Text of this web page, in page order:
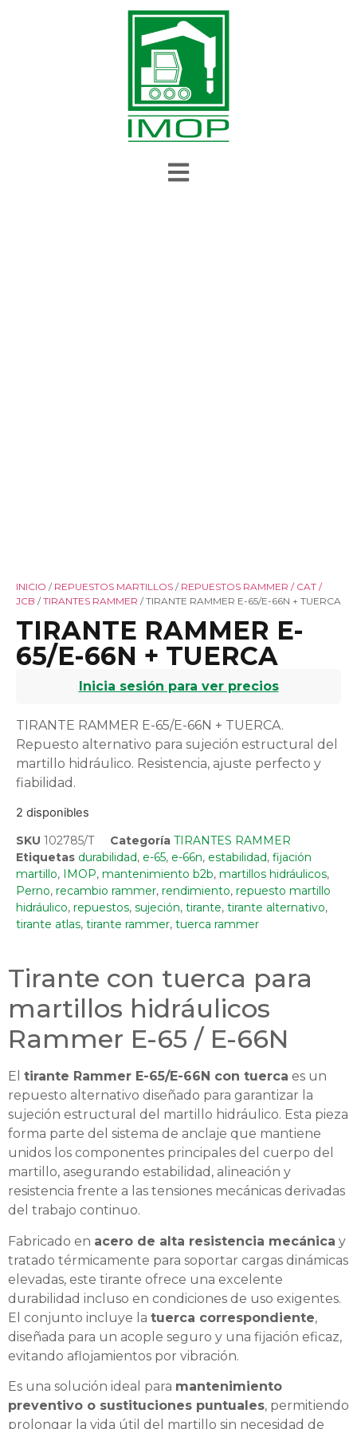
INICIO / REPUESTOS MARTILLOS / REPUESTOS RAMMER / CAT /
JCB /TIRANTES RAMMER / TIRANTE RAMMER E-65/E-66N + TUERCA
TIRANTE RAMMER E-
65/E-66N + TUERCA
Inicia sesión para ver precios
TIRANTE RAMMER E-65/E-66N + TUERCA.
Repuesto alternativo para sujeción estructural del
martillo hidráulico. Resistencia, ajuste perfecto y
fiabilidad.
2 disponibles
SKU 102785/T Categoría TIRANTES RAMMER
Etiquetas durabilidad, e-65, e-66n, estabilidad, fijación
martillo, IMOP, mantenimiento b2b, martillos hidráulicos,
Perno, recambio rammer, rendimiento, repuesto martillo
hidráulico, repuestos, sujeción, tirante, tirante alternativo,
tirante atlas, tirante rammer, tuerca rammer
Tirante con tuerca para
martillos hidráulicos
Rammer E-65 / E-66N
El tirante Rammer E-65/E-66N con tuerca es un
repuesto alternativo diseñado para garantizar la
sujeción estructural del martillo hidráulico. Esta pieza
forma parte del sistema de anclaje que mantiene
unidos los componentes principales del cuerpo del
martillo, asegurando estabilidad, alineación y
resistencia frente a las tensiones mecánicas derivadas
del trabajo continuo.
Fabricado en acero de alta resistencia mecánica y
tratado térmicamente para soportar cargas dinámicas
elevadas, este tirante ofrece una excelente
durabilidad incluso en condiciones de uso exigentes.
El conjunto incluye la tuerca correspondiente,
diseñada para un acople seguro y una fijación eficaz,
evitando aflojamientos por vibración.
Es una solución ideal para mantenimiento
preventivo o sustituciones puntuales, permitiendo
prolongar la vida útil del martillo sin necesidad de